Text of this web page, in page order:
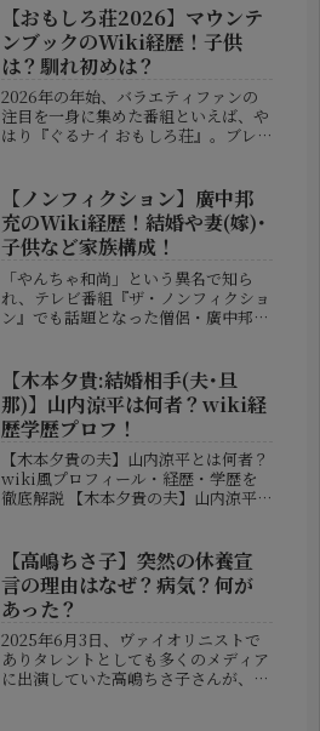
【おもしろ荘2026】マウンテ
ンブックのWiki経歴！子供
は？馴れ初めは？
2026年の年始、バラエティファンの
注目を一身に集めた番組といえば、や
はり『ぐるナイ おもしろ荘』。ブレ
気企画です。そんな中、異色の存在感
で強烈なインパクトを残したのが、
実...
【ノンフィクション】廣中邦
充のWiki経歴！結婚や妻(嫁)･
子供など家族構成！
「やんちゃ和尚」という異名で知ら
れ、テレビ番組『ザ・ノンフィクショ
ン』でも話題となった僧侶・廣中邦充
ちを支援し、1000人以上を社会へと
送り出した“平成の駆け込み寺”の創
設...
【木本夕貴:結婚相手(夫･旦
那)】山内涼平は何者？wiki経
歴学歴プロフ！
【木本夕貴の夫】山内涼平とは何者？
wiki風プロフィール・経歴・学歴を
徹底解説 【木本夕貴の夫】山内涼平
バーで、現在はタレントとして活動し
ている木本夕貴さんの結婚が注...
【高嶋ちさ子】突然の休養宣
言の理由はなぜ？病気？何が
あった？
2025年6月3日、ヴァイオリニストで
ありタレントとしても多くのメディア
に出演していた高嶋ちさ子さんが、突